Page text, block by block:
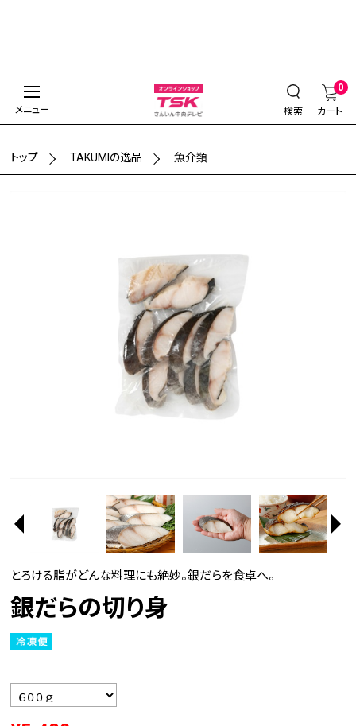
検索 カート
0
メニュー
トップ TAKUMIの逸品 魚介類
とろける脂がどんな料理にも絶妙。銀だらを食卓へ。
銀だらの切り身